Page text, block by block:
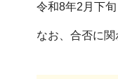
令和8年2月下
なお、合否に